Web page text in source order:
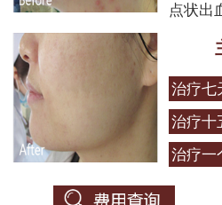
点状出
治疗七
治疗十
治疗一